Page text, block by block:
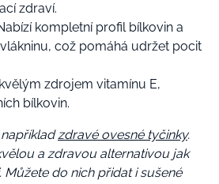
zdraví.
kompletní profil bílkovin a
což pomáhá udržet pocit
zdrojem vitamínu E,
bílkovin.
zdravé ovesné tyčinky.
a zdravou alternativou jak
do nich přidat i sušené